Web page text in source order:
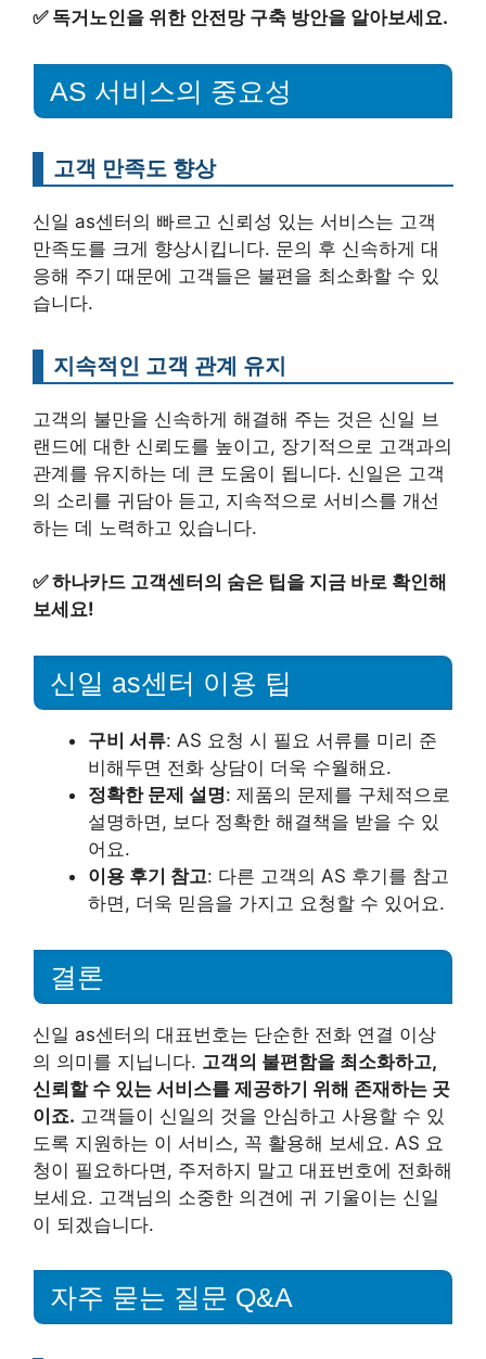
✅ 독거노인을 위한 안전망 구축 방안을 알아보세요.
AS 서비스의 중요성
고객 만족도 향상
신일 as센터의 빠르고 신뢰성 있는 서비스는 고객
만족도를 크게 향상시킵니다. 문의 후 신속하게 대
응해 주기 때문에 고객들은 불편을 최소화할 수 있
습니다.
지속적인 고객 관계 유지
고객의 불만을 신속하게 해결해 주는 것은 신일 브
랜드에 대한 신뢰도를 높이고, 장기적으로 고객과의
관계를 유지하는 데 큰 도움이 됩니다. 신일은 고객
의 소리를 귀담아 듣고, 지속적으로 서비스를 개선
하는 데 노력하고 있습니다.
✅하나카드 고객센터의 숨은 팁을 지금 바로 확인해
보세요!
신일 as센터 이용 팁
구비 서류: AS 요청 시 필요 서류를 미리 준
비해두면 전화 상담이 더욱 수월해요.
정확한 문제 설명: 제품의 문제를 구체적으로
설명하면, 보다 정확한 해결책을 받을 수 있
어요.
이용 후기 참고: 다른 고객의 AS 후기를 참고
하면, 더욱 믿음을 가지고 요청할 수 있어요.
결론
신일 as센터의 대표번호는 단순한 전화 연결 이상
의 의미를 지닙니다. 고객의 불편함을 최소화하고,
신뢰할 수 있는 서비스를 제공하기 위해 존재하는 곳
이죠. 고객들이 신일의 것을 안심하고 사용할 수 있
도록 지원하는 이 서비스, 꼭 활용해 보세요. AS 요
청이 필요하다면, 주저하지 말고 대표번호에 전화해
보세요. 고객님의 소중한 의견에 귀 기울이는 신일
이 되겠습니다.
자주 묻는 질문 Q&A